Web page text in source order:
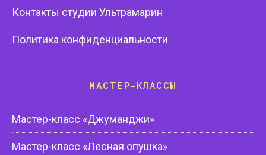
Контакты студии Ультрамарин
Политика конфиденциальности
МАСТЕР-КЛАССЫ
Мастер-класс «Джуманджи»
Мастер-класс «Лесная опушка»